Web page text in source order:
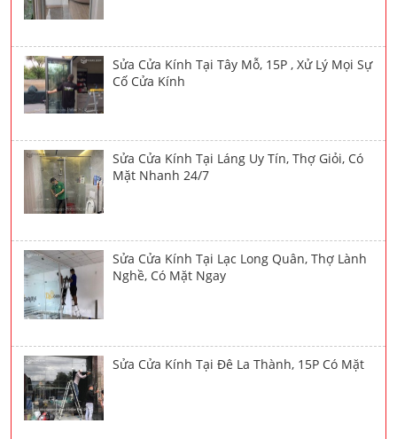
Sửa Cửa Kính Tại Tây Mỗ, 15P , Xử Lý Mọi Sự
Cố Cửa Kính
Sửa Cửa Kính Tại Láng Uy Tín, Thợ Giỏi, Có
Mặt Nhanh 24/7
Sửa Cửa Kính Tại Lạc Long Quân, Thợ Lành
Nghề, Có Mặt Ngay
Sửa Cửa Kính Tại Đê La Thành, 15P Có Mặt